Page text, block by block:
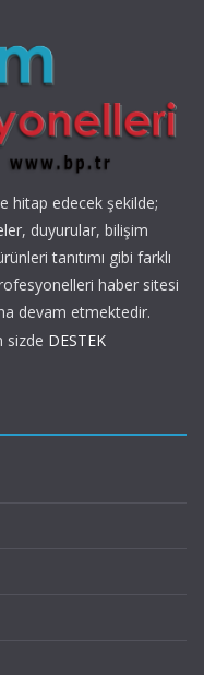
hitap edecek şekilde;
duyurular, bilişim
tanıtımı gibi farklı
haber sitesi
devam etmektedir.
sizde DESTEK